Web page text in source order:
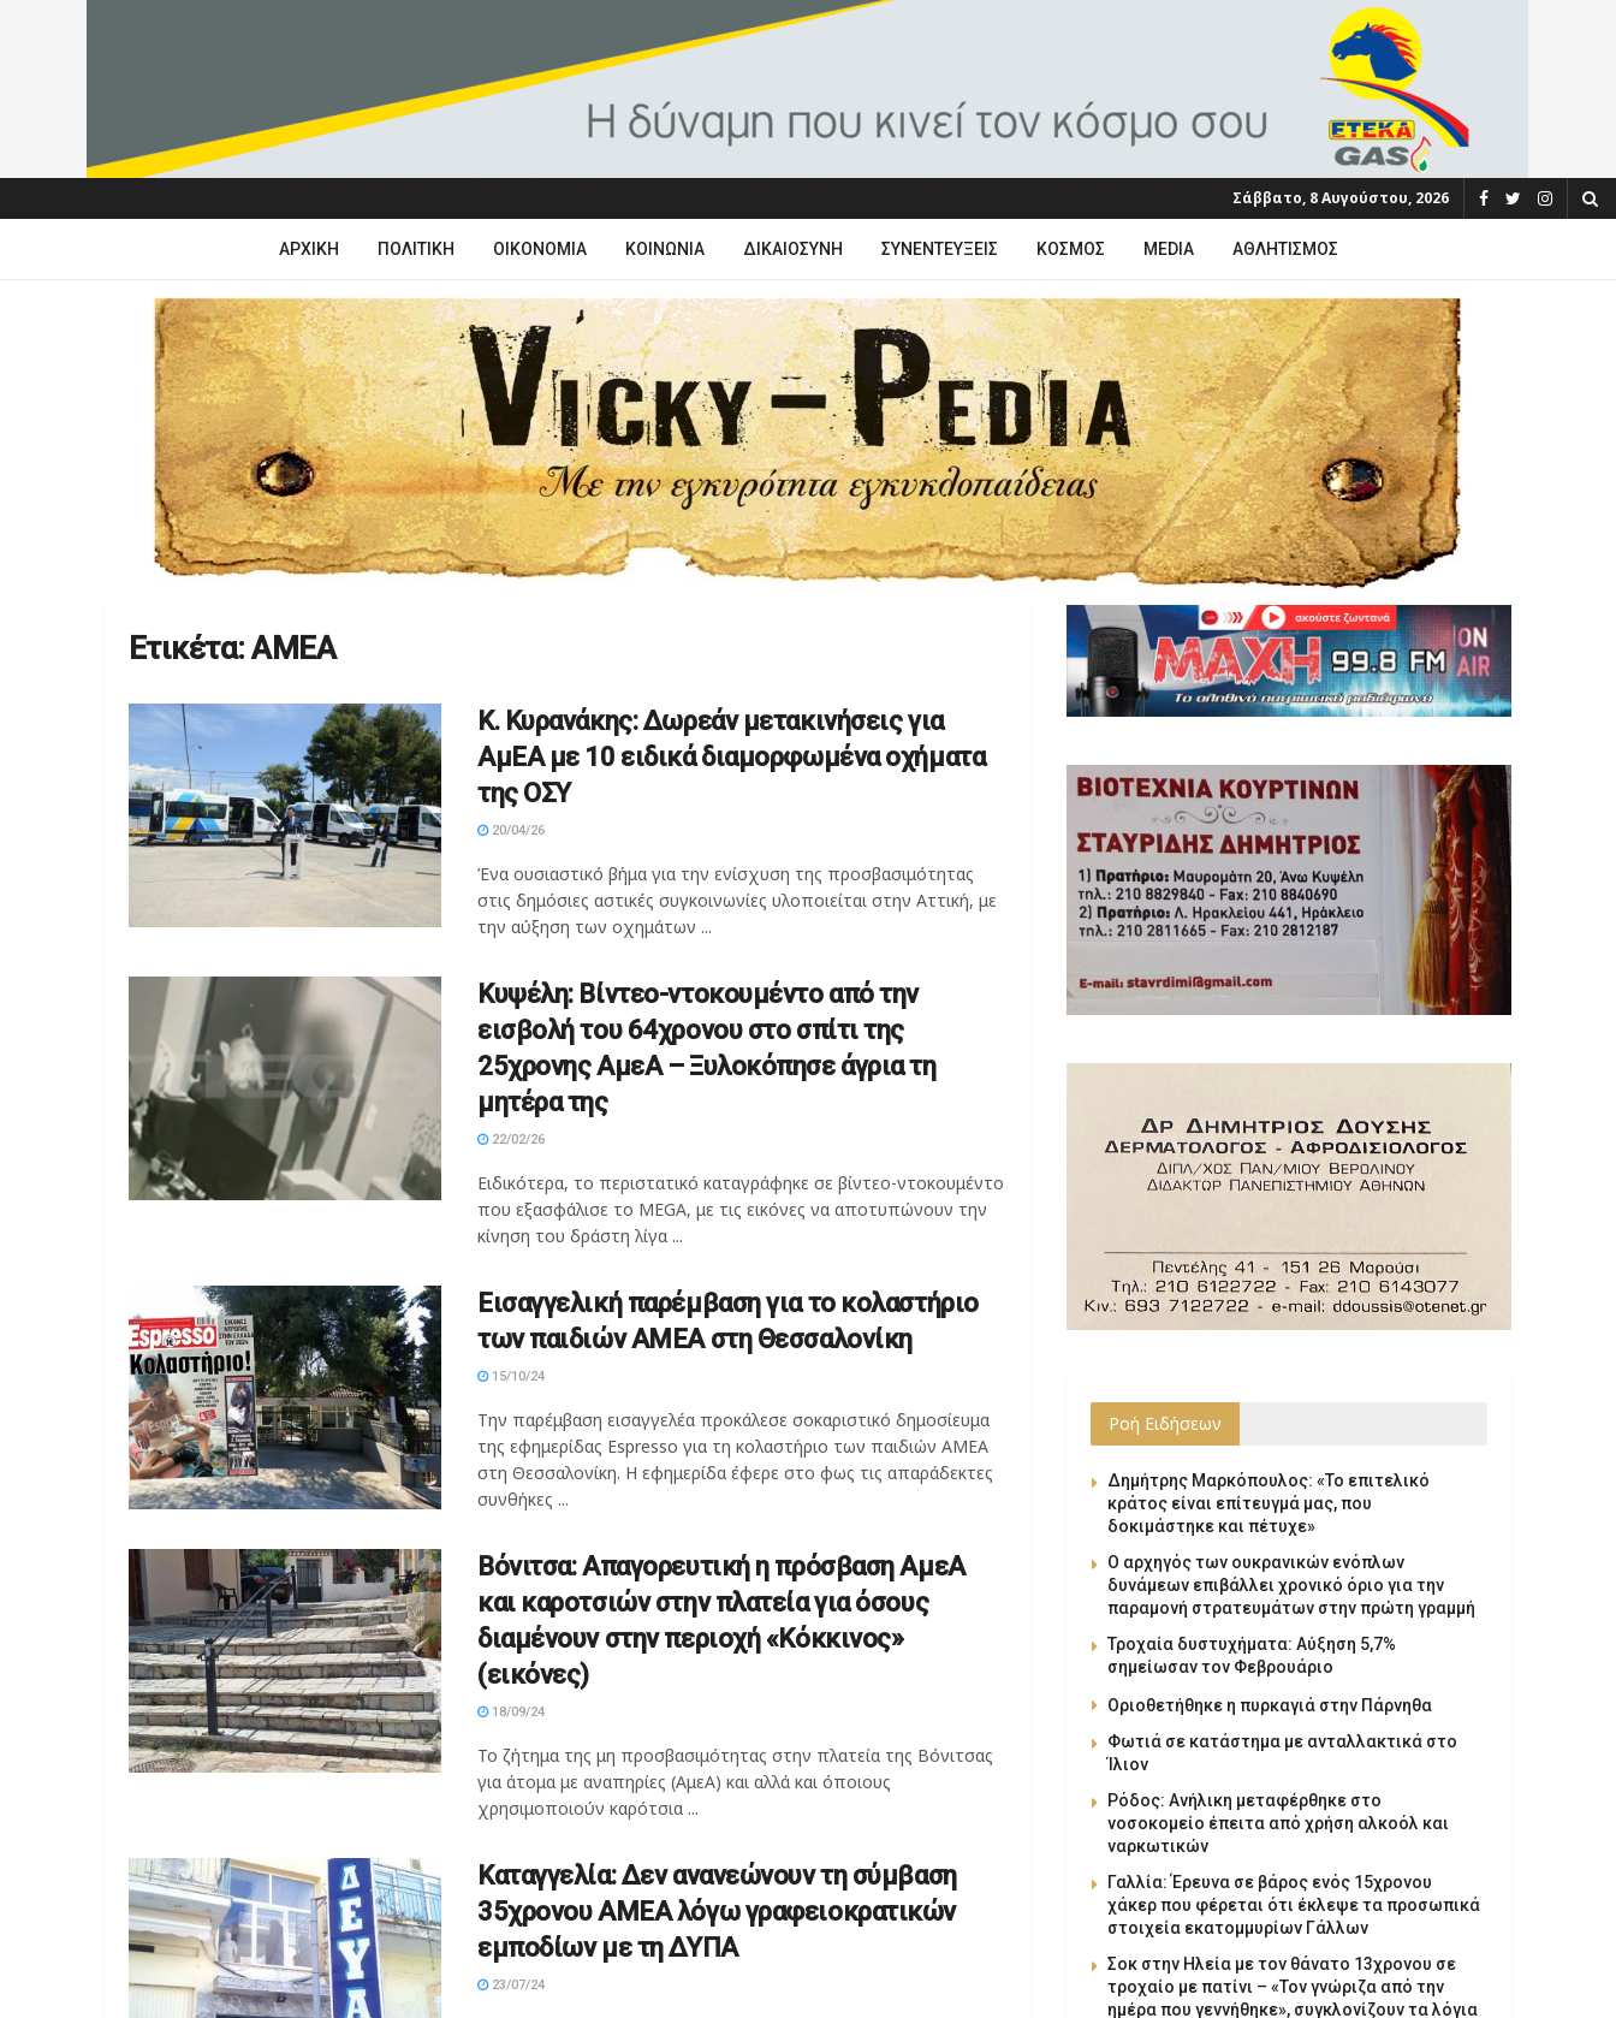
Σάββατο, 8 Αυγούστου, 2026
ΑΡΧΙΚΉ ΠΟΛΙΤΙΚΉ ΟΙΚΟΝΟΜΊΑ ΚΟΙΝΩΝΊΑ ΔΙΚΑΙΟΣΎΝΗ ΣΥΝΕΝΤΕΎΞΕΙΣ ΚΌΣΜΟΣ MEDIA ΑΘΛΗΤΙΣΜΌΣ
Ετικέτα:ΑΜΕΑ
Κ. Κυρανάκης: Δωρεάν μετακινήσεις για
ΑμΕΑ με 10 ειδικά διαμορφωμένα οχήματα
της ΟΣΥ
20/04/26
Ένα ουσιαστικό βήμα για την ενίσχυση της προσβασιμότητας
στις δημόσιες αστικές συγκοινωνίες υλοποιείται στην Αττική, με
την αύξηση των οχημάτων ...
Κυψέλη: Βίντεο-ντοκουμέντο από την
εισβολή του 64χρονου στο σπίτι της
25χρονης ΑμεΑ – Ξυλοκόπησε άγρια τη
μητέρα της
22/02/26
Ειδικότερα, το περιστατικό καταγράφηκε σε βίντεο-ντοκουμέντο
που εξασφάλισε το MEGA, με τις εικόνες να αποτυπώνουν την
κίνηση του δράστη λίγα ...
Εισαγγελική παρέμβαση για το κολαστήριο
των παιδιών ΑΜΕΑ στη Θεσσαλονίκη
15/10/24
Την παρέμβαση εισαγγελέα προκάλεσε σοκαριστικό δημοσίευμα
της εφημερίδας Espresso για τη κολαστήριο των παιδιών ΑΜΕΑ
στη Θεσσαλονίκη. Η εφημερίδα έφερε στο φως τις απαράδεκτες
συνθήκες ...
Βόνιτσα: Απαγορευτική η πρόσβαση ΑμεΑ
και καροτσιών στην πλατεία για όσους
διαμένουν στην περιοχή «Κόκκινος»
(εικόνες)
18/09/24
Το ζήτημα της μη προσβασιμότητας στην πλατεία της Βόνιτσας
για άτομα με αναπηρίες (ΑμεΑ) και αλλά και όποιους
χρησιμοποιούν καρότσια ...
Καταγγελία: Δεν ανανεώνουν τη σύμβαση
35χρονου ΑΜΕΑ λόγω γραφειοκρατικών
εμποδίων με τη ΔΥΠΑ
23/07/24
Ροή Ειδήσεων
Δημήτρης Μαρκόπουλος: «Το επιτελικό
κράτος είναι επίτευγμά μας, που
δοκιμάστηκε και πέτυχε»
Ο αρχηγός των ουκρανικών ενόπλων
δυνάμεων επιβάλλει χρονικό όριο για την
παραμονή στρατευμάτων στην πρώτη γραμμή
Τροχαία δυστυχήματα: Αύξηση 5,7%
σημείωσαν τον Φεβρουάριο
Οριοθετήθηκε η πυρκαγιά στην Πάρνηθα
Φωτιά σε κατάστημα με ανταλλακτικά στο
Ίλιον
Ρόδος: Ανήλικη μεταφέρθηκε στο
νοσοκομείο έπειτα από χρήση αλκοόλ και
ναρκωτικών
Γαλλία: Έρευνα σε βάρος ενός 15χρονου
χάκερ που φέρεται ότι έκλεψε τα προσωπικά
στοιχεία εκατομμυρίων Γάλλων
Σοκ στην Ηλεία με τον θάνατο 13χρονου σε
τροχαίο με πατίνι – «Τον γνώριζα από την
ημέρα που γεννήθηκε», συγκλονίζουν τα λόγια